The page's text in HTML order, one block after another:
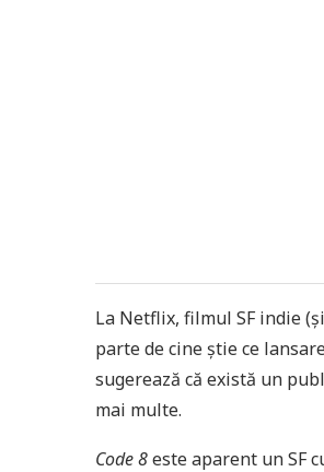
La Netflix, filmul SF indie
parte de cine știe ce
sugerează că există un
mai multe.
Code 8este aparent un SF